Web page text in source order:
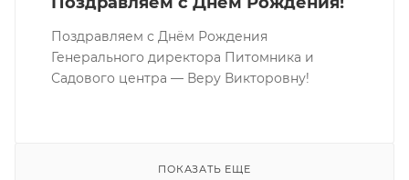
Поздравляем с Днём Рождения
Генерального директора Питомника и
Садового центра — Веру Викторовну!
ПОКАЗАТЬ ЕЩЕ